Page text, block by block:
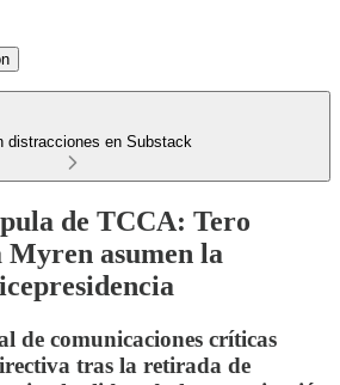
distracciones en Substack
de TCCA: Tero
Myren asumen la
de comunicaciones críticas
tras la retirada de